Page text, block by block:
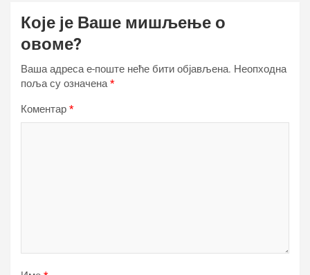
Које је Ваше мишљење о
овоме?
Ваша адреса е-поште неће бити објављена. Неопходна
поља су означена*
Коментар *